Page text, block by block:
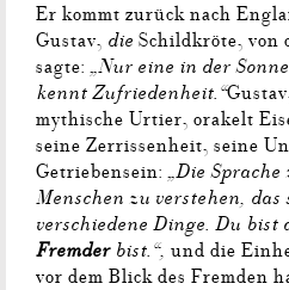
Er kommt zurück nach
Gustav, die Schildkröte, von
sagte: „Nur eine in der
kennt Zufriedenheit.“
mythische Urtier, orakelt
seine Zerrissenheit, seine
Getriebensein: „Die
Menschen zu verstehen,
verschiedene Dinge. Du bist
Fremderbist.“, und die
vor dem Blick des Fremden